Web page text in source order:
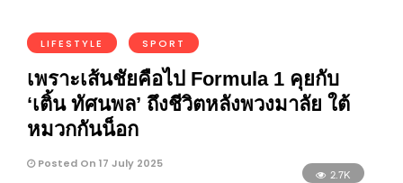
LIFESTYLE SPORT
เพราะเส้นชัยคือไป Formula 1 คุยกับ
‘เติ้น ทัศนพล’ ถึงชีวิตหลังพวงมาลัย ใต้
หมวกกันน็อก
Posted On 17 July 2025
2.7K